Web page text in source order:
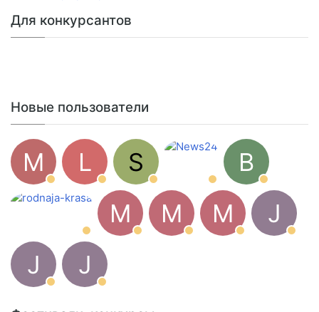
Для конкурсантов
Новые пользователи
M L S
B
M
M M
J
J
J